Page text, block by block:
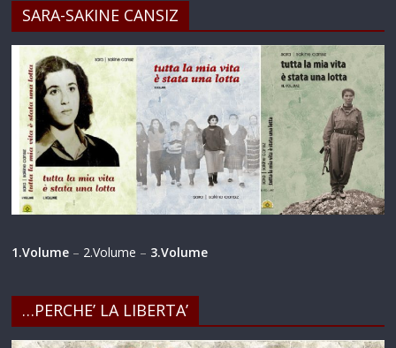
SARA-SAKINE CANSIZ
1.Volume – 2.Volume – 3.Volume
…PERCHE’ LA LIBERTA’